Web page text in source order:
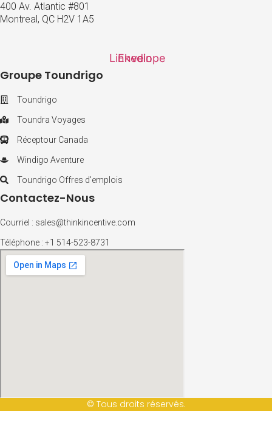
400 Av. Atlantic #801
Montreal, QC H2V 1A5
Linkedin
Envelope
Groupe Toundrigo
Toundrigo
Toundra Voyages
Réceptour Canada
Windigo Aventure
Toundrigo Offres d'emplois
Contactez-Nous
Courriel : sales@thinkincentive.com
Téléphone : +1 514-523-8731
© Tous droits réservés.